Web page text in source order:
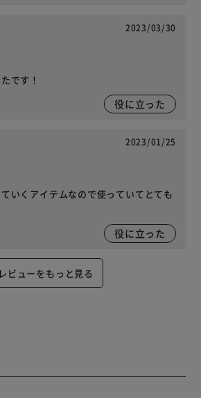
2023/03/30
です！
役に立った
2023/01/25
いくアイテムなので使っていてとても
役に立った
レビューをもっと見る